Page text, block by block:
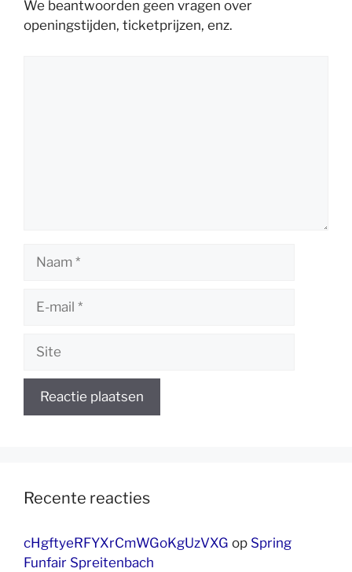
We beantwoorden geen vragen over
openingstijden, ticketprijzen, enz.
mail
Recente reacties
cHgftyeRFYXrCmWGoKgUzVXG op Spring
Funfair Spreitenbach